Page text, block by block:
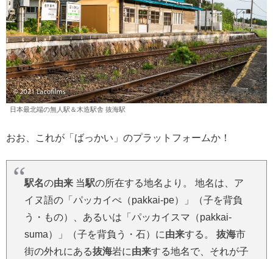
日本最北端の無人駅＆木造駅舎 抜海駅
おお、これが「ばっかい」のプラットフォームか！
駅名の由来当駅の所在する地名より。 地名は、ア
イヌ語の「パッカイぺ（pakkai-pe）」（子を背負
う・もの）、あるいは「パッカイスマ（pakkai-
suma）」（子を背負う・石）に由来する。 抜海市
街の外れにある抜海岩に由来する地名で、それが子